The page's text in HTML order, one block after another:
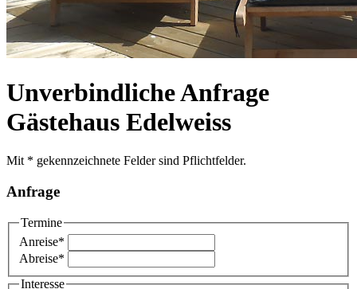
Unverbindliche Anfrage
Gästehaus Edelweiss
Mit * gekennzeichnete Felder sind Pflichtfelder.
Anfrage
Termine
Anreise*
Abreise*
Interesse